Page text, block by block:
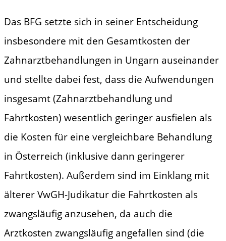
Das BFG setzte sich in seiner Entscheidung
insbesondere mit den Gesamtkosten der
Zahnarztbehandlungen in Ungarn auseinander
und stellte dabei fest, dass die Aufwendungen
insgesamt (Zahnarztbehandlung und
Fahrtkosten) wesentlich geringer ausfielen als
die Kosten für eine vergleichbare Behandlung
in Österreich (inklusive dann geringerer
Fahrtkosten). Außerdem sind im Einklang mit
älterer VwGH-Judikatur die Fahrtkosten als
zwangsläufig anzusehen, da auch die
Arztkosten zwangsläufig angefallen sind (die